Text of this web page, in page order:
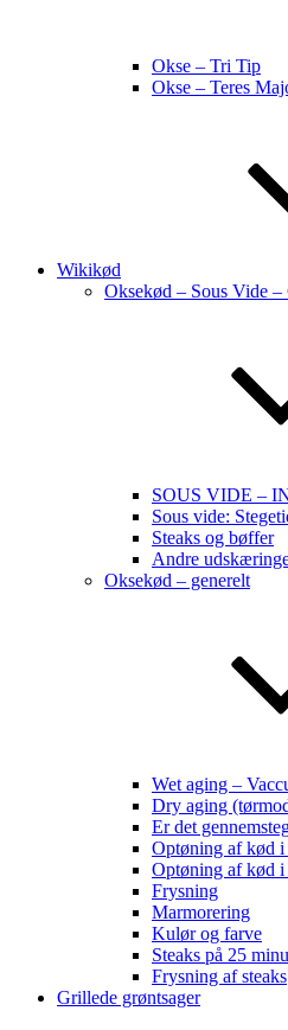
Okse – Tri Tip
Okse – Teres
Wikikød
Oksekød – Sous Vide –
SOUS VIDE –
Sous vide:
Steaks og bøffer
Andre
Oksekød – generelt
Wet aging –
Dry aging
Er det
Optøning af kød i
Optøning af kød i
Frysning
Marmorering
Kulør og farve
Steaks på 25
Frysning af steaks
Grillede grøntsager